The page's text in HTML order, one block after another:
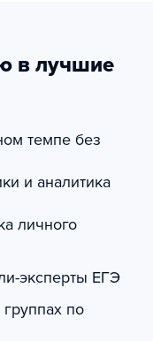
в лучшие
темпе без
и аналитика
личного
эксперты ЕГЭ
по